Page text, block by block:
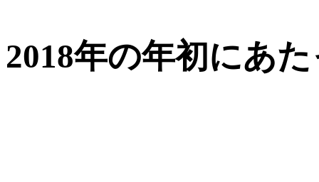
2018年の年初にあ